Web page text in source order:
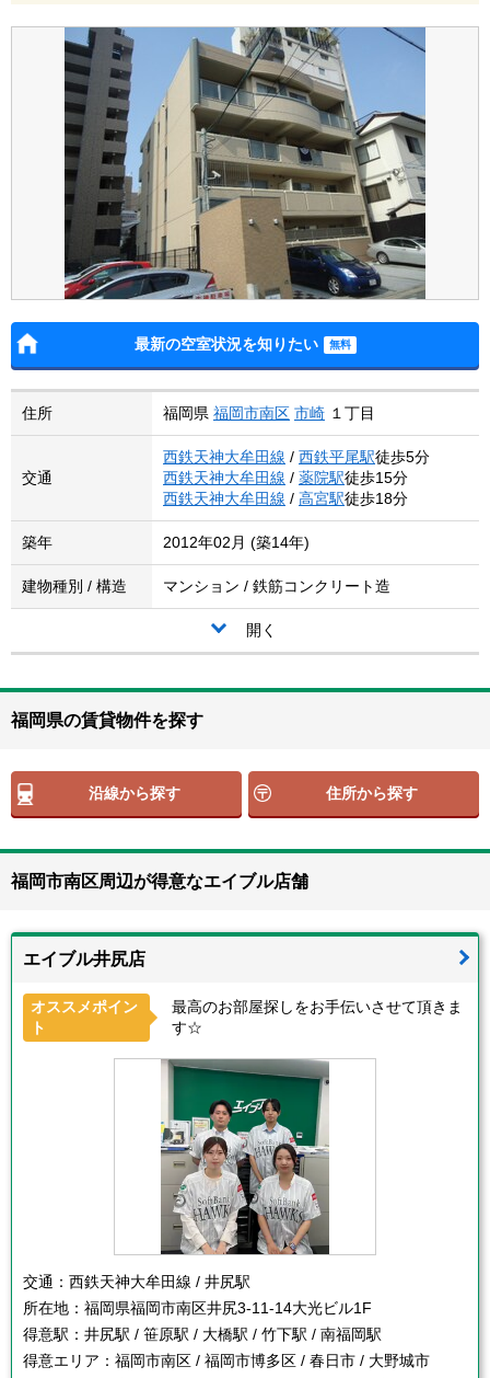
最新の空室状況を知りたい
住所 福岡県 福岡市南区 市崎 １丁目
交通
西鉄天神大牟田線 / 西鉄平尾駅徒歩5分
西鉄天神大牟田線 / 薬院駅徒歩15分
西鉄天神大牟田線 / 高宮駅徒歩18分
築年 2012年02月 (築14年)
建物種別 / 構造 マンション / 鉄筋コンクリート造
開く
福岡県の賃貸物件を探す
沿線から探す 住所から探す
福岡市南区周辺が得意なエイブル店舗
エイブル井尻店
オススメポイン
ト
最高のお部屋探しをお手伝いさせて頂きま
す☆
交通： 西鉄天神大牟田線 / 井尻駅
所在地： 福岡県福岡市南区井尻3-11-14大光ビル1F
得意駅： 井尻駅 / 笹原駅 / 大橋駅 / 竹下駅 / 南福岡駅
得意エリア： 福岡市南区 / 福岡市博多区 / 春日市 / 大野城市